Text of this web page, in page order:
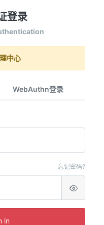
登录
中心
WebAuthn登录
忘记密码?
in